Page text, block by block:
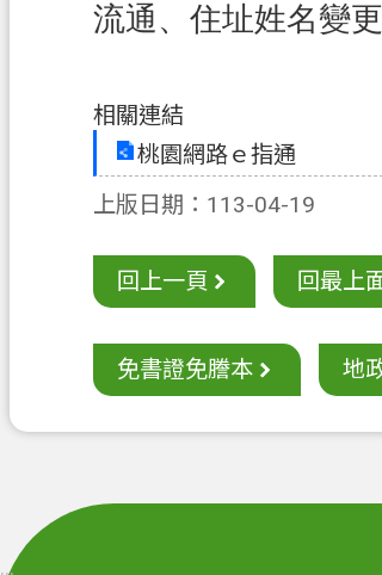
流通、住址姓名變
相關連結
桃園網路ｅ指通
上版日期：113-04-19
回上一頁 回最上
免書證免謄本 地